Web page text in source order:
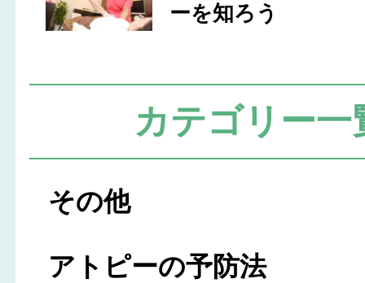
ーを知ろう
カテゴリー一
その他
アトピーの予防法